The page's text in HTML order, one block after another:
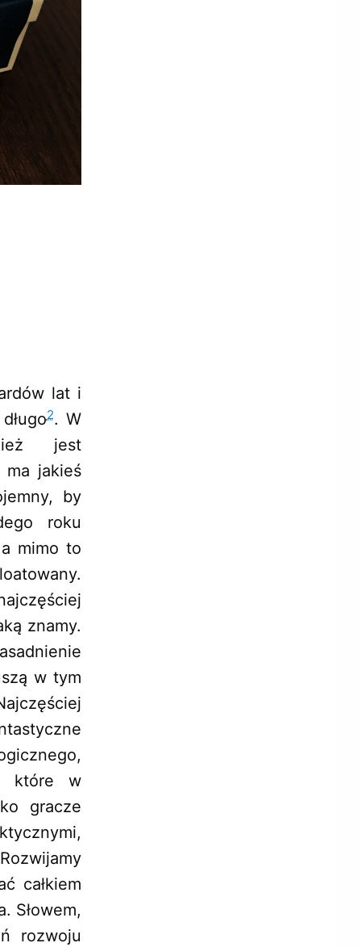
lat i
2. W
jest
jakieś
by
roku
mimo to
znamy.
w tym
które w
gracze
całkiem
Słowem,
rozwoju